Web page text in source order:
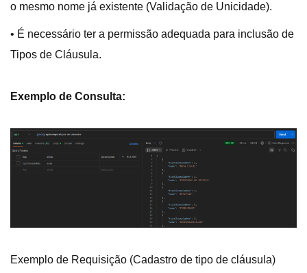
o mesmo nome já existente (Validação de Unicidade).
• É necessário ter a permissão adequada para inclusão de
Tipos de Cláusula.
Exemplo de Consulta:
Exemplo de Requisição (Cadastro de tipo de cláusula)